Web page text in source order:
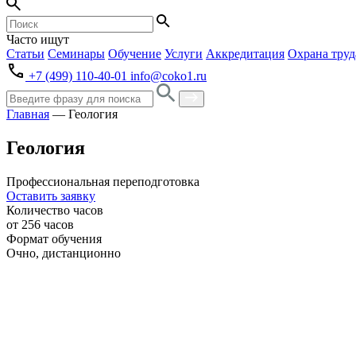
Часто ищут
Статьи Семинары Обучение Услуги Аккредитация Охрана
+7 (499) 110-40-01 info@coko1.ru
Главная — Геология
Геология
Профессиональная переподготовка
Оставить заявку
Количество часов
от 256 часов
Формат обучения
Очно, дистанционно